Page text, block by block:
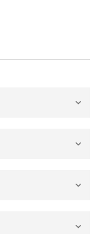
keyboard_arrow_down
keyboard_arrow_down
keyboard_arrow_down
keyboard_arrow_down